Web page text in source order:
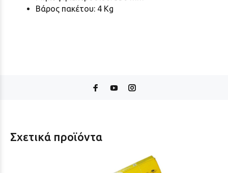
Βάρος πακέτου: 4 Kg
Σχετικά προϊόντα